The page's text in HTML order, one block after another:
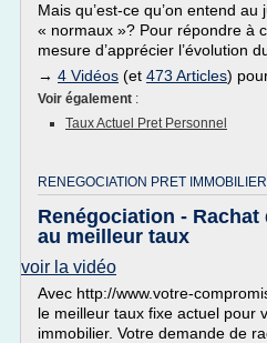
Mais qu’est-ce qu’on entend
« normaux »? Pour répondre à
mesure d’apprécier l’évolution
→ 4 Vidéos (et 473 Articles)
Voir également :
Taux Actuel Pret Personnel
RENEGOCIATION PRET
Renégociation -
au meilleur taux
voir la vidéo
Avec http://www.votre-
le meilleur taux fixe actuel pour
immobilier. Votre demande de